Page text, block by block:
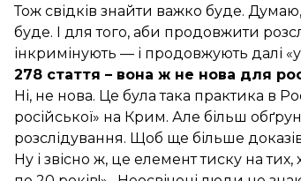
Тож свідків знайти важко буде.
буде. І для того, аби продовжити
інкримінують — і продовжують далі
278 стаття – вона ж не нова для
Ні, не нова. Це була така практика в
російської» на Крим. Але більш
розслідування. Щоб ще більше
Ну і звісно ж, це елемент тиску на тих,